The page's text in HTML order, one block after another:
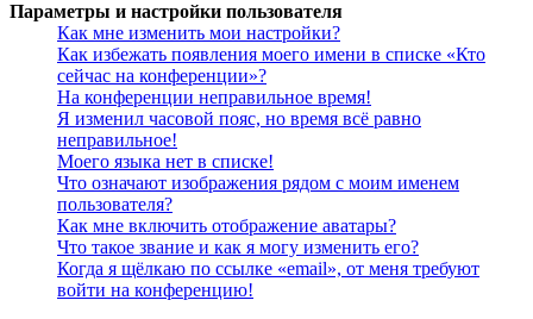
Параметры и настройки пользователя
Как мне изменить мои настройки?
Как избежать появления моего имени в списке «Кто
сейчас на конференции»?
На конференции неправильное время!
Я изменил часовой пояс, но время всё равно
неправильное!
Моего языка нет в списке!
Что означают изображения рядом с моим именем
пользователя?
Как мне включить отображение аватары?
Что такое звание и как я могу изменить его?
Когда я щёлкаю по ссылке «email», от меня требуют
войти на конференцию!